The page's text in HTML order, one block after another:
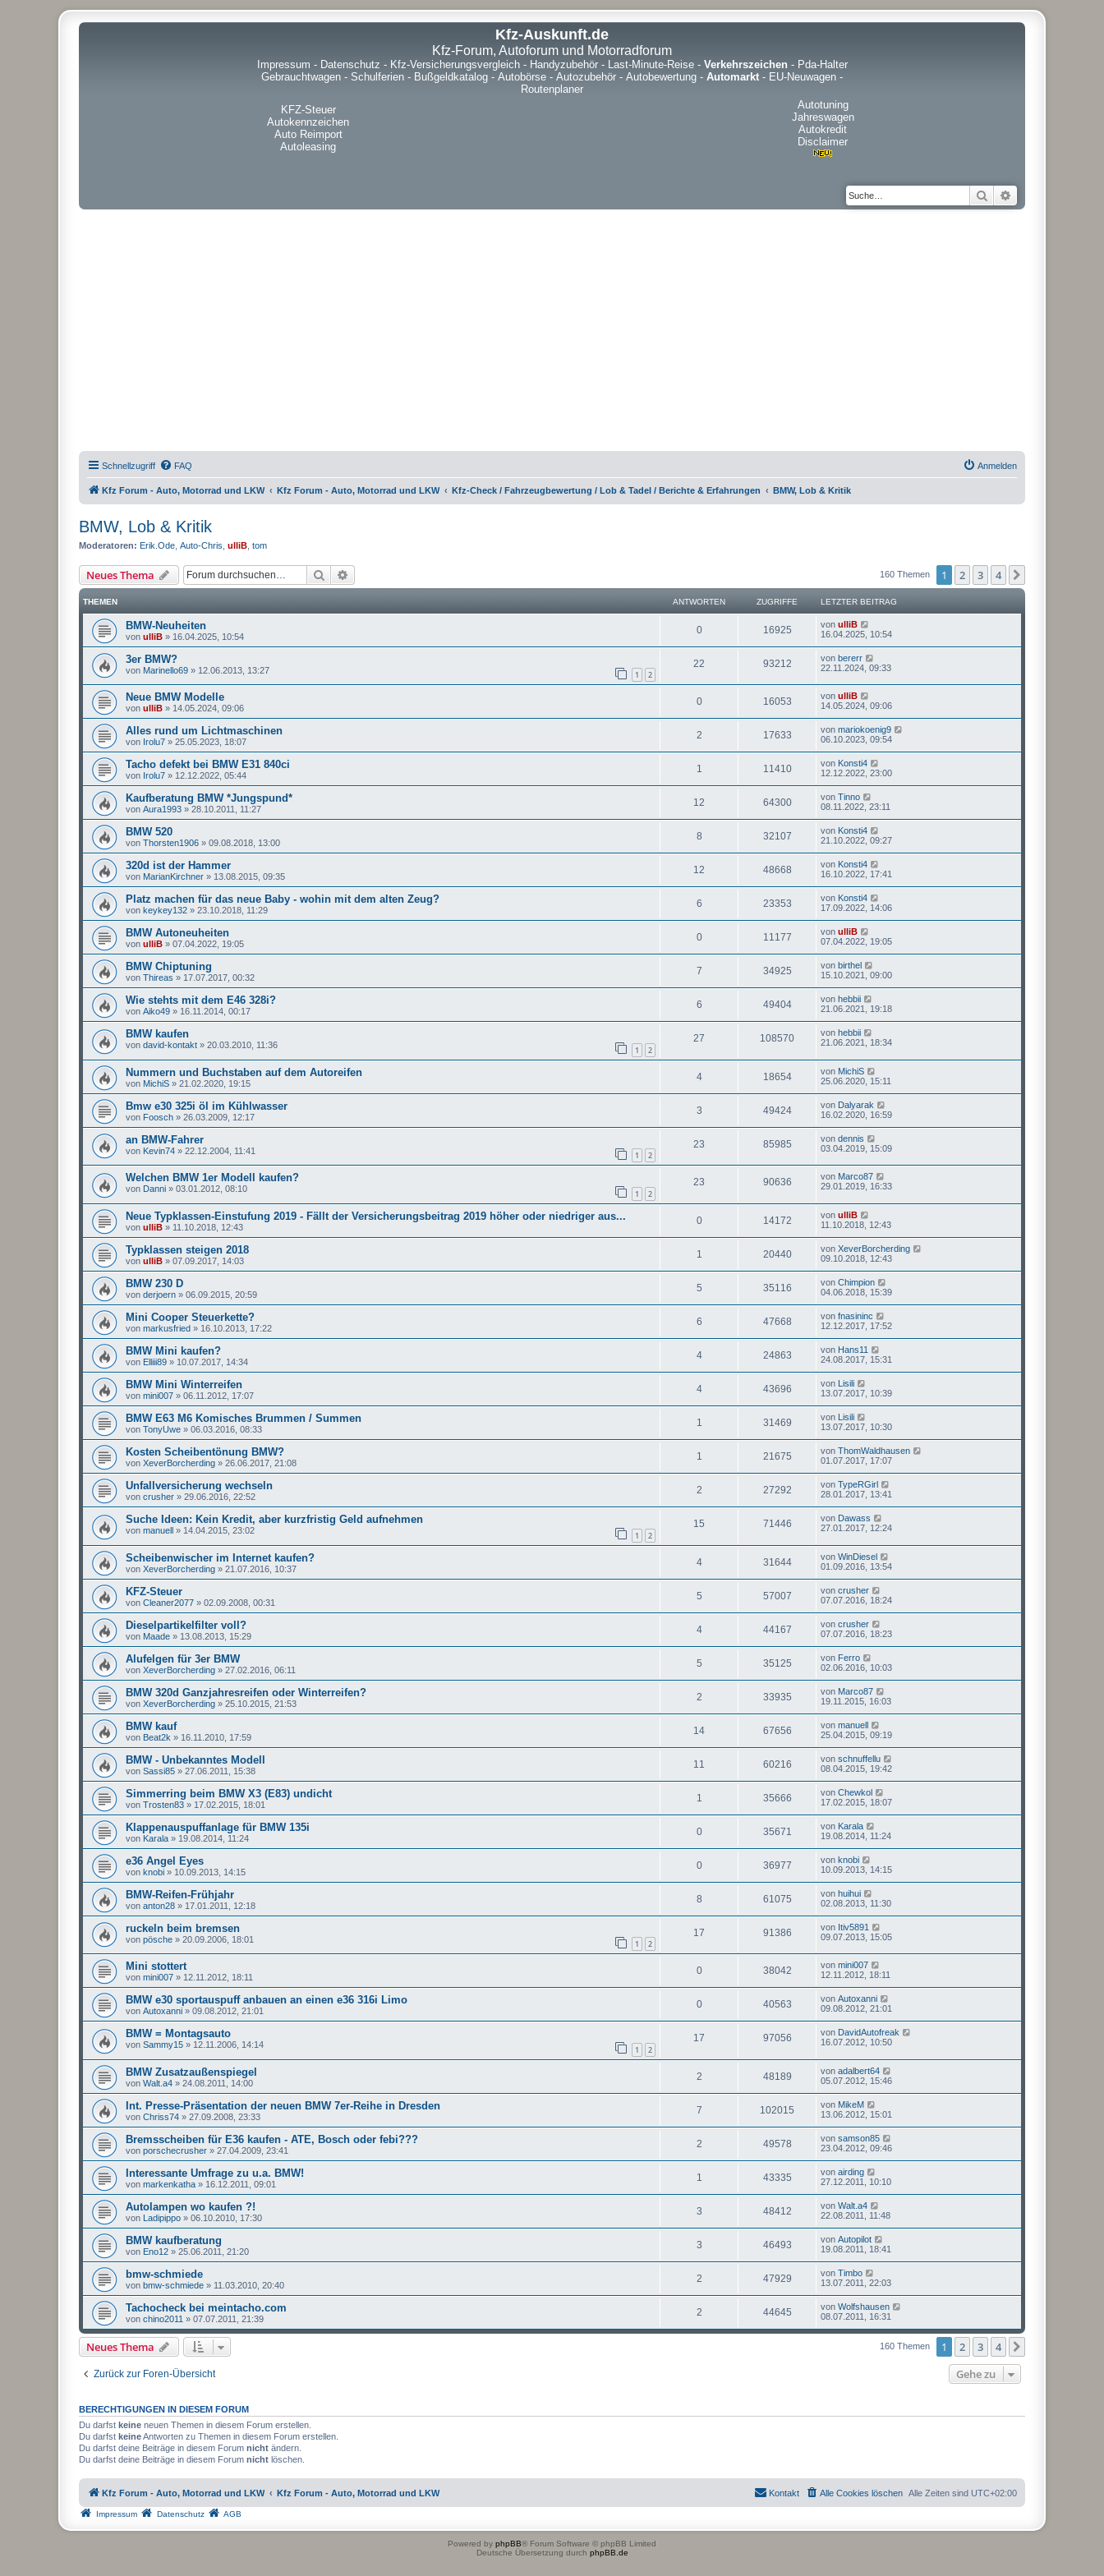
Kfz-Auskunft.de
Kfz-Forum, Autoforum und Motorradforum
Impressum - Datenschutz - Kfz-Versicherungsvergleich- Handyzubehör- Last-Minute-Reise- Verkehrszeichen- Pda-Halter
Gebrauchtwagen - Schulferien - Bußgeldkatalog - Autobörse - Autozubehör - Autobewertung - Automarkt - EU-Neuwagen -
Routenplaner
KFZ-Steuer
Autokennzeichen
Auto Reimport
Autoleasing
Autotuning
Jahreswagen
Autokredit
Disclaimer
Suche
Schnellzugriff FAQ Anmelden
Kfz Forum - Auto, Motorrad und LKW Kfz Forum - Auto, Motorrad und LKW Kfz-Check / Fahrzeugbewertung / Lob & Tadel / Berichte & Erfahrungen BMW, Lob & Kritik
BMW, Lob & Kritik
Moderatoren: Erik.Ode Auto-Chris ulliB tom
Neues Thema Suche 160 Themen 1 2 3 4
THEMEN ANTWORTEN ZUGRIFFE LETZTER BEITRAG
BMW-Neuheiten
von ulliB » 16.04.2025, 10:54
0 16925 von ulliB
16.04.2025, 10:54
3er BMW?
von Marinello69 » 12.06.2013, 13:27 1 2
22 93212 von bererr
22.11.2024, 09:33
Neue BMW Modelle
von ulliB » 14.05.2024, 09:06
0 16053 von ulliB
14.05.2024, 09:06
Alles rund um Lichtmaschinen
von Irolu7 » 25.05.2023, 18:07
2 17633 von mariokoenig9
06.10.2023, 09:54
Tacho defekt bei BMW E31 840ci
von Irolu7 » 12.12.2022, 05:44
1 11410 von Konsti4
12.12.2022, 23:00
Kaufberatung BMW *Jungspund*
von Aura1993 » 28.10.2011, 11:27
12 64300 von Tinno
08.11.2022, 23:11
BMW 520
von Thorsten1906 » 09.08.2018, 13:00
8 32107 von Konsti4
21.10.2022, 09:27
320d ist der Hammer
von MarianKirchner » 13.08.2015, 09:35
12 48668 von Konsti4
16.10.2022, 17:41
Platz machen für das neue Baby - wohin mit dem alten Zeug?
von keykey132 » 23.10.2018, 11:29
6 23353 von Konsti4
17.09.2022, 14:06
BMW Autoneuheiten
von ulliB » 07.04.2022, 19:05
0 11177 von ulliB
07.04.2022, 19:05
BMW Chiptuning
von Thireas » 17.07.2017, 00:32
7 34925 von birthel
15.10.2021, 09:00
Wie stehts mit dem E46 328i?
von Aiko49 » 16.11.2014, 00:17
6 49404 von hebbii
21.06.2021, 19:18
BMW kaufen
von david-kontakt » 20.03.2010, 11:36 1 2
27 108570 von hebbii
21.06.2021, 18:34
Nummern und Buchstaben auf dem Autoreifen
von MichiS » 21.02.2020, 19:15
4 18654 von MichiS
25.06.2020, 15:11
Bmw e30 325i öl im Kühlwasser
von Foosch » 26.03.2009, 12:17
3 49424 von Dalyarak
16.02.2020, 16:59
an BMW-Fahrer
von Kevin74 » 22.12.2004, 11:41 1 2
23 85985 von dennis
03.04.2019, 15:09
Welchen BMW 1er Modell kaufen?
von Danni » 03.01.2012, 08:10 1 2
23 90636 von Marco87
29.01.2019, 16:33
Neue Typklassen-Einstufung 2019 - Fällt der Versicherungsbeitrag 2019 höher oder niedriger aus...
von ulliB » 11.10.2018, 12:43
0 14172 von ulliB
11.10.2018, 12:43
Typklassen steigen 2018
von ulliB » 07.09.2017, 14:03
1 20440 von XeverBorcherding
09.10.2018, 12:43
BMW 230 D
von derjoern » 06.09.2015, 20:59
5 35116 von Chimpion
04.06.2018, 15:39
Mini Cooper Steuerkette?
von markusfried » 16.10.2013, 17:22
6 47668 von fnasininc
12.12.2017, 17:52
BMW Mini kaufen?
von Elliii89 » 10.07.2017, 14:34
4 24863 von Hans11
24.08.2017, 15:31
BMW Mini Winterreifen
von mini007 » 06.11.2012, 17:07
4 43696 von Lisili
13.07.2017, 10:39
BMW E63 M6 Komisches Brummen / Summen
von TonyUwe » 06.03.2016, 08:33
1 31469 von Lisili
13.07.2017, 10:30
Kosten Scheibentönung BMW?
von XeverBorcherding » 26.06.2017, 21:08
1 21675 von ThomWaldhausen
01.07.2017, 17:07
Unfallversicherung wechseln
von crusher » 29.06.2016, 22:52
2 27292 von TypeRGirl
28.01.2017, 13:41
Suche Ideen: Kein Kredit, aber kurzfristig Geld aufnehmen
von manuell » 14.04.2015, 23:02 1 2
15 71446 von Dawass
27.01.2017, 12:24
Scheibenwischer im Internet kaufen?
von XeverBorcherding » 21.07.2016, 10:37
4 31644 von WinDiesel
01.09.2016, 13:54
KFZ-Steuer
von Cleaner2077 » 02.09.2008, 00:31
5 57007 von crusher
07.07.2016, 18:24
Dieselpartikelfilter voll?
von Maade » 13.08.2013, 15:29
4 44167 von crusher
07.07.2016, 18:23
Alufelgen für 3er BMW
von XeverBorcherding » 27.02.2016, 06:11
5 35125 von Ferro
02.06.2016, 10:03
BMW 320d Ganzjahresreifen oder Winterreifen?
von XeverBorcherding » 25.10.2015, 21:53
2 33935 von Marco87
19.11.2015, 16:03
BMW kauf
von Beat2k » 16.11.2010, 17:59
14 67656 von manuell
25.04.2015, 09:19
BMW - Unbekanntes Modell
von Sassi85 » 27.06.2011, 15:38
11 60216 von schnuffellu
08.04.2015, 19:42
Simmerring beim BMW X3 (E83) undicht
von Trosten83 » 17.02.2015, 18:01
1 35666 von Chewkol
17.02.2015, 18:07
Klappenauspuffanlage für BMW 135i
von Karala » 19.08.2014, 11:24
0 35671 von Karala
19.08.2014, 11:24
e36 Angel Eyes
von knobi » 10.09.2013, 14:15
0 36977 von knobi
10.09.2013, 14:15
BMW-Reifen-Frühjahr
von anton28 » 17.01.2011, 12:18
8 61075 von huihui
02.08.2013, 11:30
ruckeln beim bremsen
von pösche » 20.09.2006, 18:01 1 2
17 91386 von Itiv5891
09.07.2013, 15:05
Mini stottert
von mini007 » 12.11.2012, 18:11
0 38042 von mini007
12.11.2012, 18:11
BMW e30 sportauspuff anbauen an einen e36 316i Limo
von Autoxanni » 09.08.2012, 21:01
0 40563 von Autoxanni
09.08.2012, 21:01
BMW = Montagsauto
von Sammy15 » 12.11.2006, 14:14 1 2
17 97056 von DavidAutofreak
16.07.2012, 10:50
BMW Zusatzaußenspiegel
von Walt.a4 » 24.08.2011, 14:00
2 48189 von adalbert64
05.07.2012, 15:46
Int. Presse-Präsentation der neuen BMW 7er-Reihe in Dresden
von Chriss74 » 27.09.2008, 23:33
7 102015 von MikeM
13.06.2012, 15:01
Bremsscheiben für E36 kaufen - ATE, Bosch oder febi???
von porschecrusher » 27.04.2009, 23:41
2 49578 von samson85
23.04.2012, 09:46
Interessante Umfrage zu u.a. BMW!
von markenkatha » 16.12.2011, 09:01
1 43335 von airding
27.12.2011, 10:10
Autolampen wo kaufen ?!
von Ladipippo » 06.10.2010, 17:30
3 48412 von Walt.a4
22.08.2011, 11:48
BMW kaufberatung
von Eno12 » 25.06.2011, 21:20
3 46493 von Autopilot
19.08.2011, 18:41
bmw-schmiede
von bmw-schmiede » 11.03.2010, 20:40
2 47929 von Timbo
13.07.2011, 22:03
Tachocheck bei meintacho.com
von chino2011 » 07.07.2011, 21:39
2 44645 von Wolfshausen
08.07.2011, 16:31
Neues Thema 160 Themen 1 2 3 4
Zurück zur Foren-Übersicht Gehe zu
BERECHTIGUNGEN IN DIESEM FORUM
Du darfst keine neuen Themen in diesem Forum erstellen.
Du darfst keineAntworten zu Themen in diesem Forum erstellen.
Du darfst deine Beiträge in diesem Forum nicht ändern.
Du darfst deine Beiträge in diesem Forum nicht löschen.
Kfz Forum - Auto, Motorrad und LKW Kfz Forum - Auto, Motorrad und LKW Alle Zeiten sind UTC+02:00
Alle Cookies löschen
Kontakt
Impressum Datenschutz AGB
Powered by phpBB® Forum Software © phpBB Limited
Deutsche Übersetzung durch phpBB.de